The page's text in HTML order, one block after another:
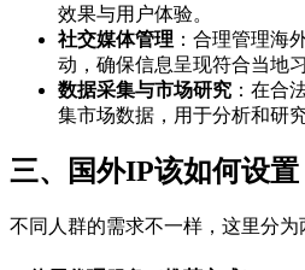
效果与用户体验。
社交媒体管理 ：合理管理海
动，确保信息呈现符合当地
数据采集与市场研究 ：在合
集市场数据，用于分析和研
三、国外IP该如何设置
不同人群的需求不一样，这里分为